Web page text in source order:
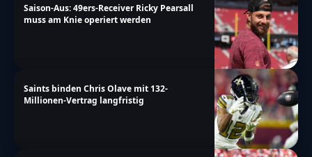
Saison-Aus: 49ers-Receiver Ricky Pearsall
muss am Knie operiert werden
Saints binden Chris Olave mit 132-
Millionen-Vertrag langfristig